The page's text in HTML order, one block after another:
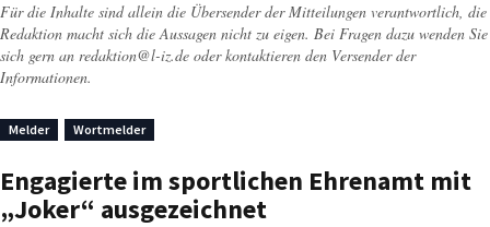
Für die Inhalte sind allein die Übersender der Mitteilungen verantwortlich, die
Redaktion macht sich die Aussagen nicht zu eigen. Bei Fragen dazu wenden Sie
sich gern an redaktion@l-iz.de oder kontaktieren den Versender der
Informationen.
Melder Wortmelder
Engagierte im sportlichen Ehrenamt mit
„Joker“ ausgezeichnet